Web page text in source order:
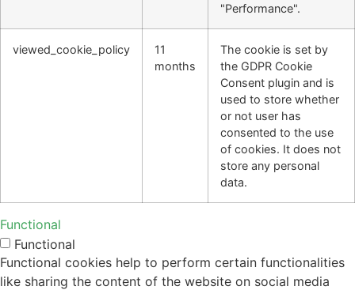
"Performance".
viewed_cookie_policy
11
months
The cookie is set by
the GDPR Cookie
Consent plugin and is
used to store whether
or not user has
consented to the use
of cookies. It does not
store any personal
data.
Functional
Functional
Functional cookies help to perform certain functionalities
like sharing the content of the website on social media